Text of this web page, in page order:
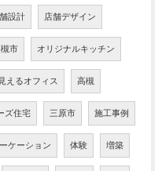
設計 店舗デザイン
市 オリジナルキッチン
えるオフィス 高槻
ズ住宅 三原市 施工事例
ケーション 体験 増築